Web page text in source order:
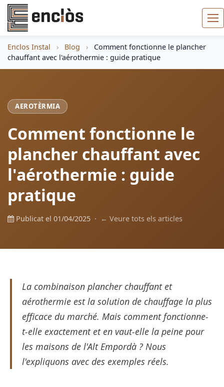
Enclos Instal › Blog ›
Comment fonctionne le plancher
chauffant avec l'aérothermie : guide pratique
AEROTÈRMIA
Comment fonctionne le
plancher chauffant avec
l'aérothermie : guide
pratique
Publicat el 01/04/2025 · ← Veure tots els articles
La combinaison plancher chauffant et
aérothermie est la solution de chauffage la plus
efficace du marché. Mais comment fonctionne-
t-elle exactement et en vaut-elle la peine pour
les maisons de l'Alt Empordà ? Nous
l'expliquons avec des exemples réels.